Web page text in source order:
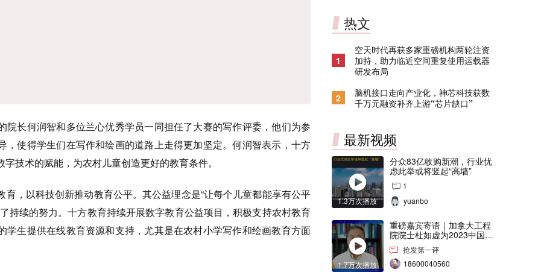
院长何润智和多位兰心优秀学员一同担任了大赛的写作评委，他们为参
，使得学生们在写作和绘画的道路上走得更加坚定。何润智表示，十方
技术的赋能，为农村儿童创造更好的教育条件。
育，以科技创新推动教育公平。其公益理念是“让每个儿童都能享有公平
持续的努力。十方教育持续开展数字教育公益项目，积极支持农村教育
学生提供在线教育资源和支持，尤其是在农村小学写作和绘画教育方面
热文
1
空天时代再获多家重磅机构两轮注资
加持，助力临近空间重复使用运载器
研发布局
2
脑机接口走向产业化，神芯科技获数
千万元融资补齐上游“芯片缺口”
最新视频
1.3万次播放
分众83亿收购新潮，行业忧
虑此举或将竖起“高墙”
1
yuanbo
1.7万次播放
重磅嘉宾寄语｜加拿大工程
院院士杜如虚为2023中国创
交会打Call！
抢发第一评
18600040560